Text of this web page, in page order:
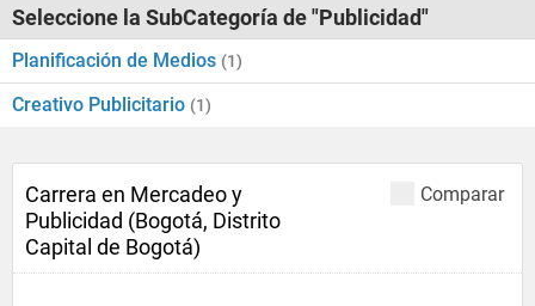
Seleccione la SubCategoría de "Publicidad"
Planificación de Medios (1)
Creativo Publicitario (1)
Comparar
Carrera en Mercadeo y
Publicidad (Bogotá, Distrito
Capital de Bogotá)